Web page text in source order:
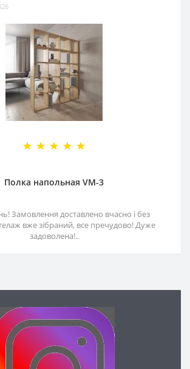
Полка напольная VM-3
Замовлення доставлено вчасно і без
вже зібраний, все пречудово! Дуже
задоволена!..